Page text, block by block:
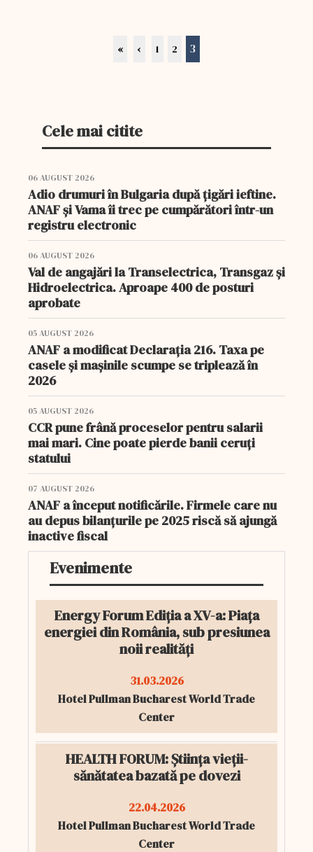
« ‹ 1 2 3
Cele mai citite
06 AUGUST 2026
Adio drumuri în Bulgaria după țigări ieftine.
ANAF și Vama îi trec pe cumpărători într-un
registru electronic
06 AUGUST 2026
Val de angajări la Transelectrica, Transgaz și
Hidroelectrica. Aproape 400 de posturi
aprobate
05 AUGUST 2026
ANAF a modificat Declarația 216. Taxa pe
casele și mașinile scumpe se triplează în
2026
05 AUGUST 2026
CCR pune frână proceselor pentru salarii
mai mari. Cine poate pierde banii ceruți
statului
07 AUGUST 2026
ANAF a început notificările. Firmele care nu
au depus bilanțurile pe 2025 riscă să ajungă
inactive fiscal
Evenimente
Energy Forum Ediția a XV-a: Piața
energiei din România, sub presiunea
noii realități
31.03.2026
Hotel Pullman Bucharest World Trade
Center
HEALTH FORUM: Știința vieții-
sănătatea bazată pe dovezi
22.04.2026
Hotel Pullman Bucharest World Trade
Center